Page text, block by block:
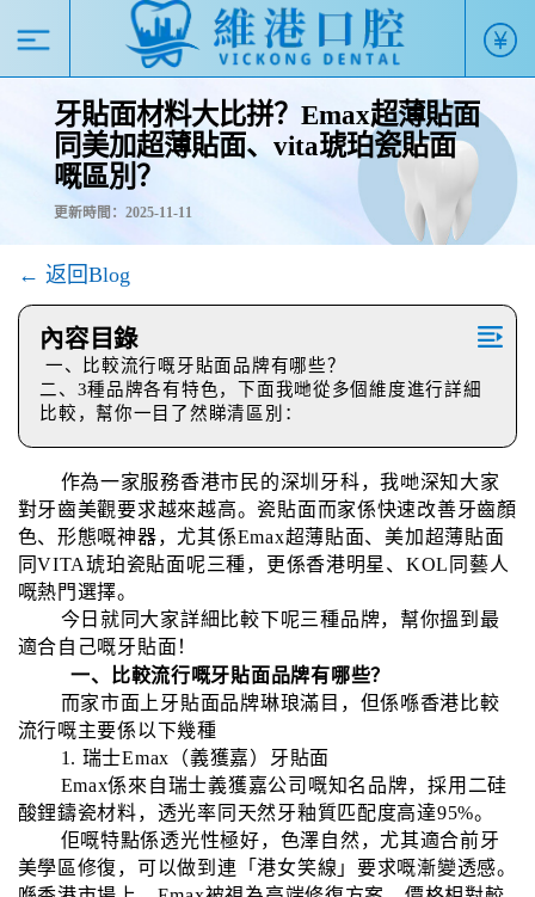
牙貼面材料大比拼？Emax超薄貼面
同美加超薄貼面、vita琥珀瓷貼面
嘅區別？
更新時間：2025-11-11
← 返回Blog
內容目錄
一、比較流行嘅牙貼面品牌有哪些？
二、3種品牌各有特色，下面我哋從多個維度進行詳細
比較，幫你一目了然睇清區別：
作為一家服務香港市民的深圳牙科，我哋深知大家
對牙齒美觀要求越來越高。瓷貼面而家係快速改善牙齒顏
色、形態嘅神器，尤其係Emax超薄貼面、美加超薄貼面
同VITA琥珀瓷貼面呢三種，更係香港明星、KOL同藝人
嘅熱門選擇。
今日就同大家詳細比較下呢三種品牌，幫你搵到最
適合自己嘅牙貼面！
一、
比較流行嘅牙貼面品牌有哪些？
而家市面上牙貼面品牌琳琅滿目，但係喺香港比較
流行嘅主要係以下幾種
1. 瑞士Emax（義獲嘉）牙貼面
Emax係來自瑞士義獲嘉公司嘅知名品牌，採用二硅
酸鋰鑄瓷材料，透光率同天然牙釉質匹配度高達95%。
佢嘅特點係透光性極好，色澤自然，尤其適合前牙
美學區修復，可以做到連「港女笑線」要求嘅漸變透感。